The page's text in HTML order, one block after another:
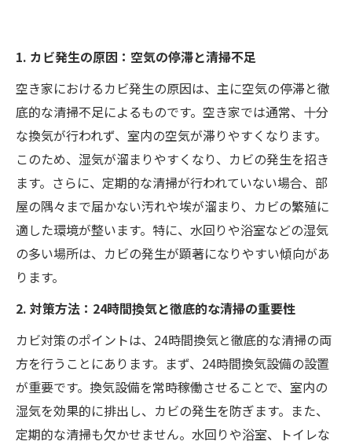
1. カビ発生の原因：空気の停滞と清掃不足
空き家におけるカビ発生の原因は、主に空気の停滞と徹
底的な清掃不足によるものです。空き家では通常、十分
な換気が行われず、室内の空気が滞りやすくなります。
このため、湿気が溜まりやすくなり、カビの発生を招き
ます。さらに、定期的な清掃が行われていない場合、部
屋の隅々まで届かない汚れや埃が溜まり、カビの繁殖に
適した環境が整います。特に、水回りや浴室などの湿気
の多い場所は、カビの発生が顕著になりやすい傾向があ
ります。
2. 対策方法：24時間換気と徹底的な清掃の重要性
カビ対策のポイントは、24時間換気と徹底的な清掃の両
方を行うことにあります。まず、24時間換気設備の設置
が重要です。換気設備を常時稼働させることで、室内の
湿気を効果的に排出し、カビの発生を防ぎます。また、
定期的な清掃も欠かせません。水回りや浴室、トイレな